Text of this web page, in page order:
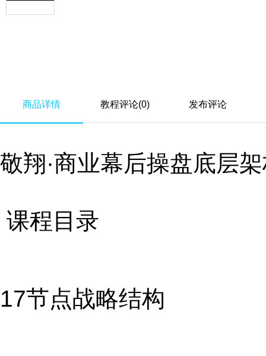
商品详情 教程评论(0) 发布评论
敬翔·商业幕后操盘底层
课程目录
17节点战略结构